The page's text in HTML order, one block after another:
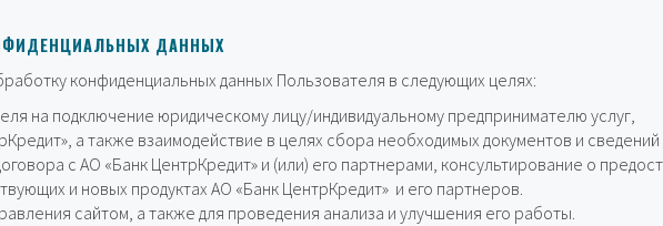
ДАННЫХ
конфиденциальных данных Пользователя в следующих целях:
на подключение юридическому лицу/индивидуальному предпринимателю услуг,
а также взаимодействие в целях сбора необходимых документов и сведений
с АО «Банк ЦентрКредит» и (или) его партнерами, консультирование о
и новых продуктах АО «Банк ЦентрКредит» и его партнеров.
сайтом, а также для проведения анализа и улучшения его работы.